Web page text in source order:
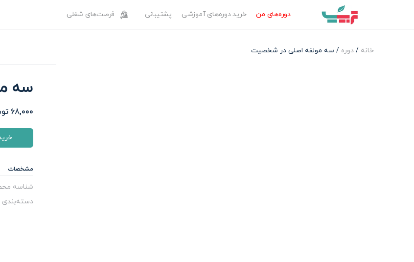
دوره‌‌های من خرید دوره‌های آموزشی پشتیبانی فرصت‌های شغلی
خانه / دوره / سه مولفه اصلی در شخصیت
سه
68,000
مشخصات
شناسه
دسته‌بندی